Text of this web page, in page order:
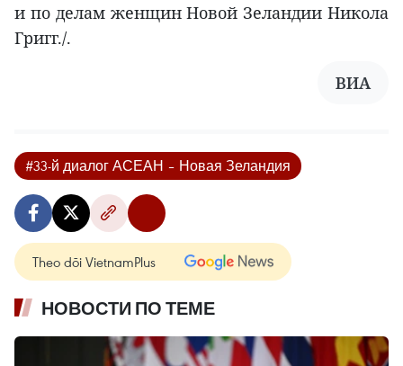
и по делам женщин Новой Зеландии Никола
Григг./.
ВИА
#33-й диалог АСЕАН – Новая Зеландия
Theo dõi VietnamPlus
НОВОСТИ ПО ТЕМЕ